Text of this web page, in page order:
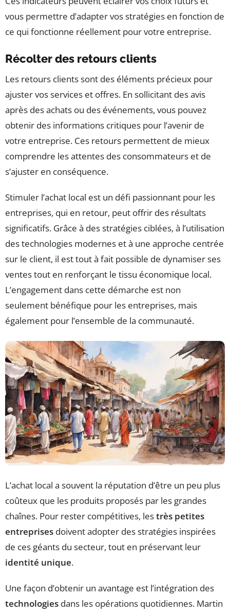
vous permettre d’adapter vos stratégies en fonction de
ce qui fonctionne réellement pour votre entreprise.
Récolter des retours clients
Les retours clients sont des éléments précieux pour
ajuster vos services et offres. En sollicitant des avis
après des achats ou des événements, vous pouvez
obtenir des informations critiques pour l’avenir de
votre entreprise. Ces retours permettent de mieux
comprendre les attentes des consommateurs et de
s’ajuster en conséquence.
Stimuler l’achat local est un défi passionnant pour les
entreprises, qui en retour, peut offrir des résultats
significatifs. Grâce à des stratégies ciblées, à l’utilisation
des technologies modernes et à une approche centrée
sur le client, il est tout à fait possible de dynamiser ses
ventes tout en renforçant le tissu économique local.
L’engagement dans cette démarche est non
seulement bénéfique pour les entreprises, mais
également pour l’ensemble de la communauté.
L’achat local a souvent la réputation d’être un peu plus
coûteux que les produits proposés par les grandes
chaînes. Pour rester compétitives, lestrès petites
entreprises doivent adopter des stratégies inspirées
de ces géants du secteur, tout en préservant leur
identité unique.
Une façon d’obtenir un avantage est l’intégration des
technologies dans les opérations quotidiennes. Martin